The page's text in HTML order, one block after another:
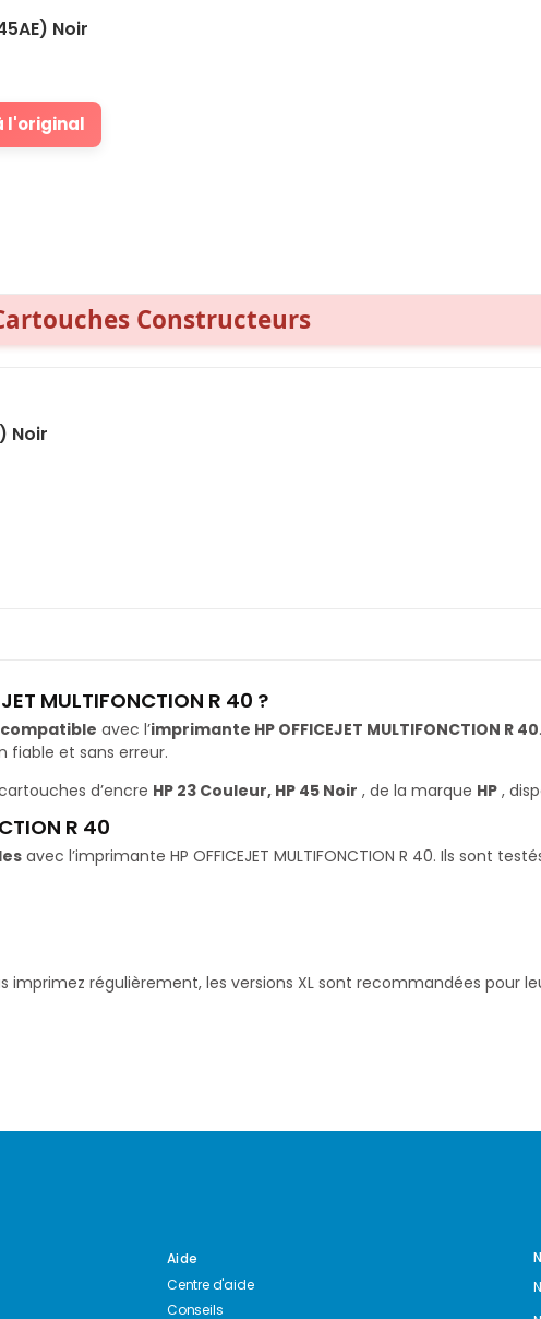
Noir
l'original
Constructeurs
Noir
MULTIFONCTION R 40 ?
avec l’imprimante HP OFFICEJET MULTIFONCTION R 40
fiable et sans erreur.
d’encre HP 23 Couleur, HP 45 Noir , de la marque HP ,
R 40
avec l’imprimante HP OFFICEJET MULTIFONCTION R 40. Ils sont
imprimez régulièrement, les versions XL sont recommandées pour
Aide
Centre d'aide
Conseils